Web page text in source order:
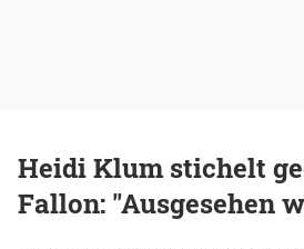
Heidi Klum stichelt
Fallon: "Ausgesehen